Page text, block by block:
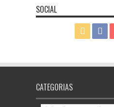
SOCIAL
CATEGORIAS